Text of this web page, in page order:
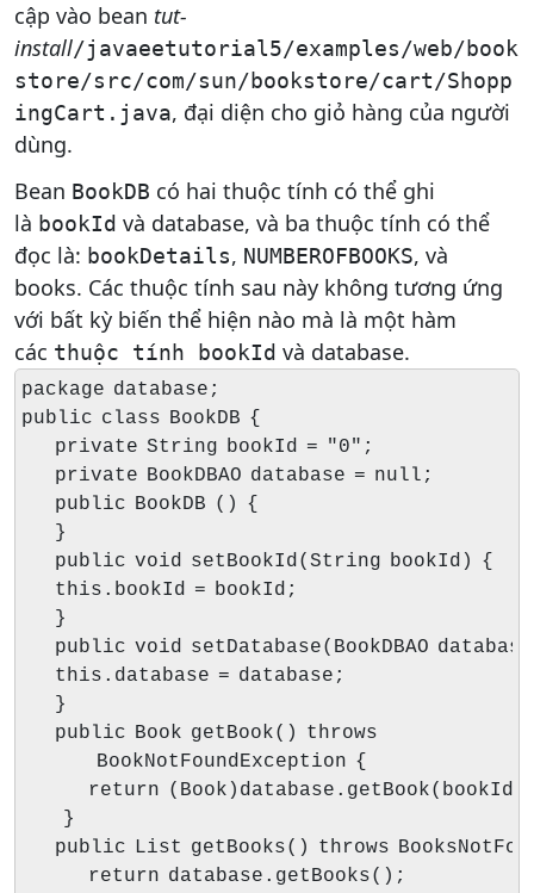
cập vào bean tut-
install/javaeetutorial5/examples/web/book
store/src/com/sun/bookstore/cart/Shopp
ingCart.java, đại diện cho giỏ hàng của người
dùng.
Bean BookDB có hai thuộc tính có thể ghi
là bookId và database, và ba thuộc tính có thể
đọc là: bookDetails, NUMBEROFBOOKS, và
books. Các thuộc tính sau này không tương ứng
với bất kỳ biến thể hiện nào mà là một hàm
các thuộc tính bookId và database.
package database;
public class BookDB {
    private String bookId = "0";
    private BookDBAO database = null;
    public BookDB () {
    }
    public void setBookId(String bookId) {
    this.bookId = bookId;
    }
public void setDatabase(BookDBAO
    this.database = database;
    }
    public Book getBook() throws
         BookNotFoundException {
return
     }
public List getBooks() throws
        return database.getBooks();